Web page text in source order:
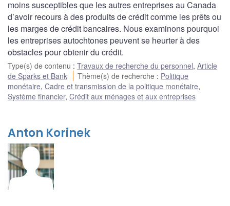
moins susceptibles que les autres entreprises au Canada
d’avoir recours à des produits de crédit comme les prêts ou
les marges de crédit bancaires. Nous examinons pourquoi
les entreprises autochtones peuvent se heurter à des
obstacles pour obtenir du crédit.
Type(s) de contenu : Travaux de recherche du personnel, Article
de Sparks et Bank
Thème(s) de recherche : Politique
monétaire, Cadre et transmission de la politique monétaire,
Système financier, Crédit aux ménages et aux entreprises
Anton Korinek